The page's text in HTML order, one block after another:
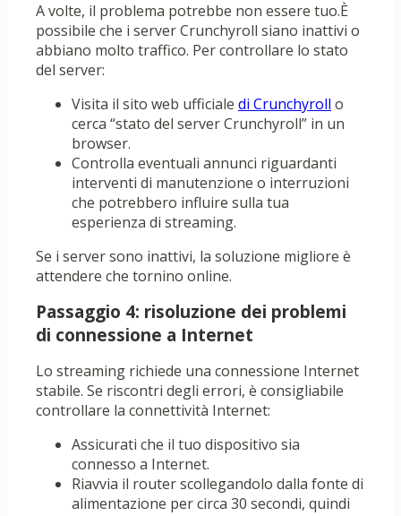
A volte, il problema potrebbe non essere tuo.È
possibile che i server Crunchyroll siano inattivi o
abbiano molto traffico. Per controllare lo stato
del server:
Visita il sito web ufficiale di Crunchyroll o
cerca “stato del server Crunchyroll” in un
browser.
Controlla eventuali annunci riguardanti
interventi di manutenzione o interruzioni
che potrebbero influire sulla tua
esperienza di streaming.
Se i server sono inattivi, la soluzione migliore è
attendere che tornino online.
Passaggio 4: risoluzione dei problemi
di connessione a Internet
Lo streaming richiede una connessione Internet
stabile. Se riscontri degli errori, è consigliabile
controllare la connettività Internet:
Assicurati che il tuo dispositivo sia
connesso a Internet.
Riavvia il router scollegandolo dalla fonte di
alimentazione per circa 30 secondi, quindi